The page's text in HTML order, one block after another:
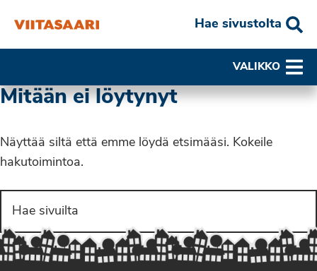
Hae sivustolta
VALIKKO
Mitään ei löytynyt
Näyttää siltä että emme löydä etsimääsi. Kokeile
hakutoimintoa.